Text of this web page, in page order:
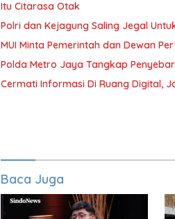
Itu Citarasa Otak
Polri dan Kejagung Saling Jegal
MUI Minta Pemerintah dan Dewan
Polda Metro Jaya Tangkap
Cermati Informasi Di Ruang Digital,
Baca Juga